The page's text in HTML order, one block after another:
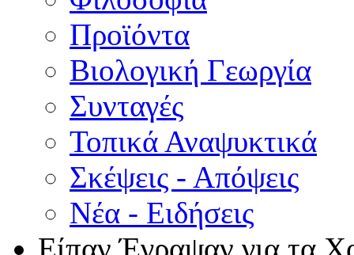
Προϊόντα
Βιολογική Γεωργία
Συνταγές
Τοπικά Αναψυκτικά
Σκέψεις - Απόψεις
Νέα - Ειδήσεις